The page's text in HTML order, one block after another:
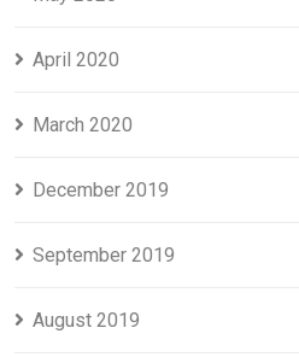
April 2020
March 2020
December 2019
September 2019
August 2019